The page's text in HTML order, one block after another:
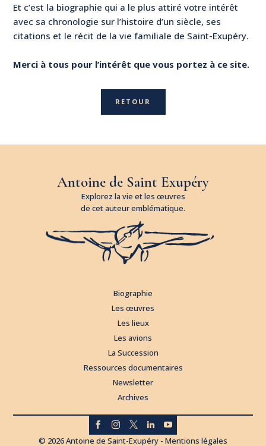
Et c’est la biographie qui a le plus attiré votre intérêt
avec sa chronologie sur l’histoire d’un siècle, ses
citations et le récit de la vie familiale de Saint-Exupéry.
Merci à tous pour l’intérêt que vous portez à ce site.
RETOUR
Antoine de Saint Exupéry
Explorez la vie et les œuvres
de cet auteur emblématique.
Biographie
Les œuvres
Les lieux
Les avions
La Succession
Ressources documentaires
Newsletter
Archives
© 2026 Antoine de Saint-Exupéry - Mentions légales
    